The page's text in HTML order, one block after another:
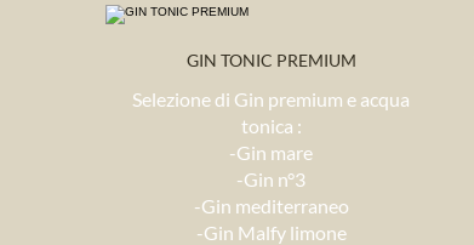
GIN TONIC PREMIUM
Selezione di Gin premium e acqua
tonica :
-Gin mare
-Gin n°3
-Gin mediterraneo
-Gin Malfy limone